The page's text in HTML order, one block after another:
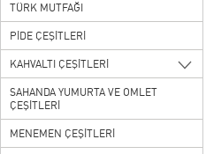
TÜRK MUTFAĞI
PİDE ÇEŞİTLERİ
KAHVALTI ÇEŞİTLERİ
SAHANDA YUMURTA VE OMLET
ÇEŞİTLERİ
MENEMEN ÇEŞİTLERİ